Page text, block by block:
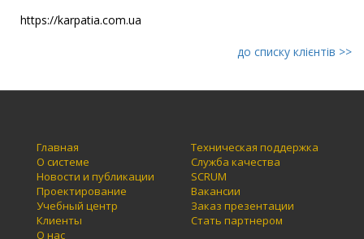
https://karpatia.com.ua
до списку клієнтів >>
Главная
О системе
Новости и публикации
Проектирование
Учебный центр
Клиенты
О нас
Техническая поддержка
Служба качества
SCRUM
Вакансии
Заказ презентации
Стать партнером